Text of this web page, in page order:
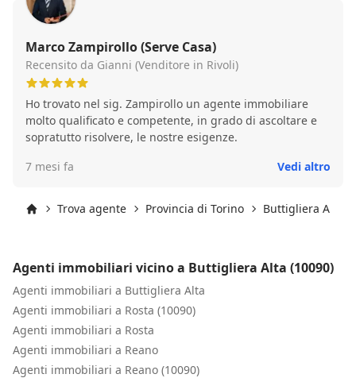
Marco Zampirollo (Serve Casa)
Recensito da Gianni (Venditore in Rivoli)
Ho trovato nel sig. Zampirollo un agente immobiliare
molto qualificato e competente, in grado di ascoltare e
sopratutto risolvere, le nostre esigenze.
7 mesi fa
Vedi altro
Trova agente Provincia di Torino Buttigliera Alta
Agenti immobiliari vicino a Buttigliera Alta (10090)
Agenti immobiliari a Buttigliera Alta
Agenti immobiliari a Rosta (10090)
Agenti immobiliari a Rosta
Agenti immobiliari a Reano
Agenti immobiliari a Reano (10090)